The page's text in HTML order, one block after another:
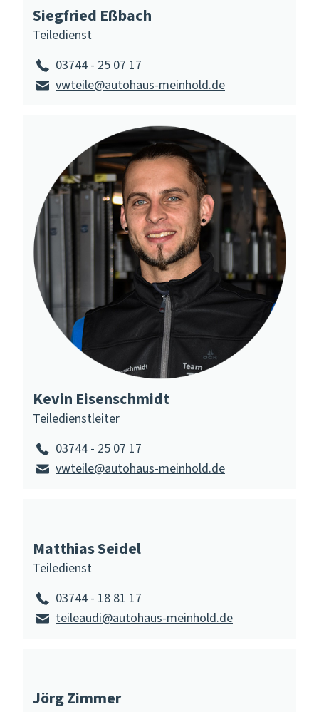
Siegfried Eßbach
Teiledienst
03744 - 25 07 17
vwteile@autohaus-meinhold.de
Kevin Eisenschmidt
Teiledienstleiter
03744 - 25 07 17
vwteile@autohaus-meinhold.de
Matthias Seidel
Teiledienst
03744 - 18 81 17
teileaudi@autohaus-meinhold.de
Jörg Zimmer